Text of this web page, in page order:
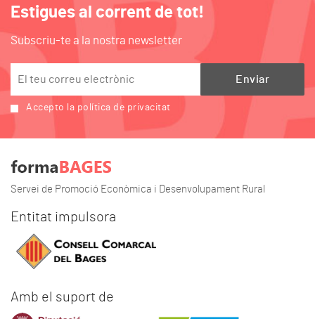
Estigues al corrent de tot!
Subscriu-te a la nostra newsletter
Accepto la política de privacitat
Servei de Promoció Econòmica i Desenvolupament Rural
Entitat impulsora
Amb el suport de